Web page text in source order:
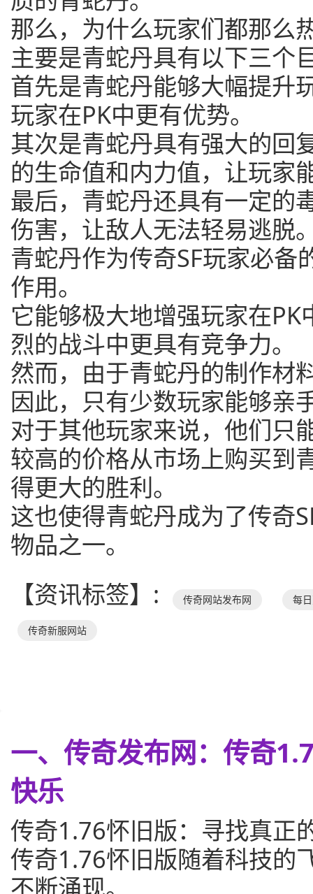
那么，为什么玩家们都那么
主要是青蛇丹具有以下三个
首先是青蛇丹能够大幅提升
玩家在PK中更有优势。
其次是青蛇丹具有强大的回
的生命值和内力值，让玩家
最后，青蛇丹还具有一定的
伤害，让敌人无法轻易逃脱
青蛇丹作为传奇SF玩家必备
作用。
它能够极大地增强玩家在
烈的战斗中更具有竞争力。
然而，由于青蛇丹的制作材
因此，只有少数玩家能够亲
对于其他玩家来说，他们只
较高的价格从市场上购买到
得更大的胜利。
这也使得青蛇丹成为了传奇
物品之一。
【资讯标签】:
传奇网站发布网 每
传奇新服网站
一、传奇发布网：传奇
快乐
传奇1.76怀旧版：寻找真正
传奇1.76怀旧版随着科技的
不断涌现。